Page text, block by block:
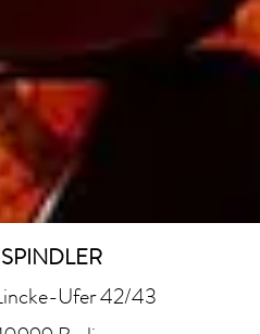
SPINDLER
Ufer 42/43